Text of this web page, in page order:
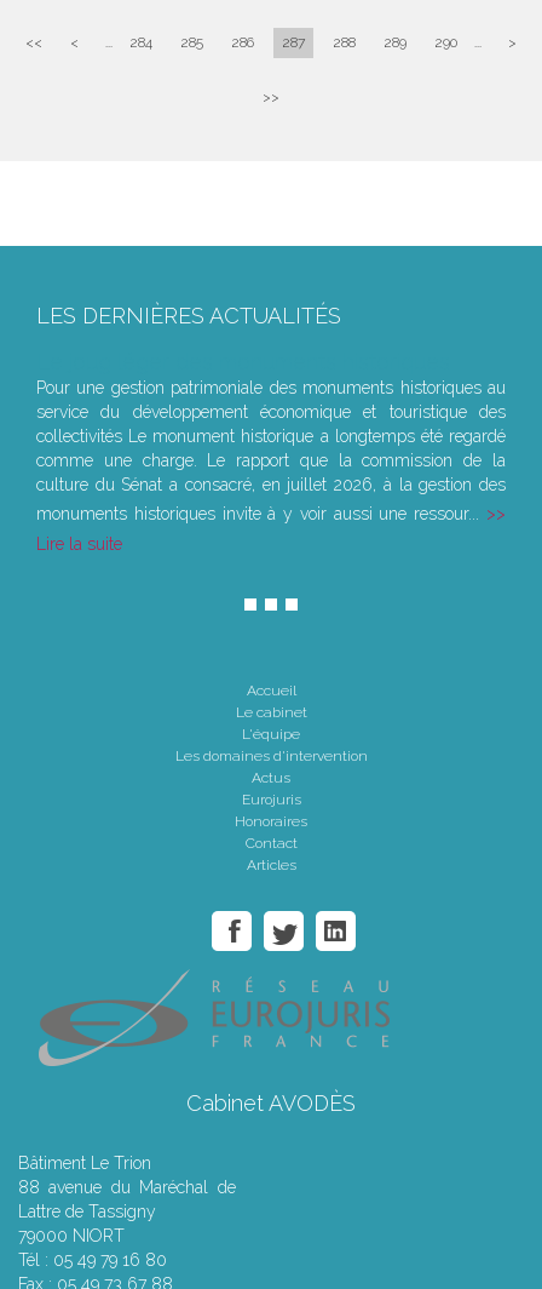
<< < ... 284 285 286 287 288 289 290 ... >
>>
LES DERNIÈRES ACTUALITÉS
Pour une gestion patrimoniale des monuments historiques au
service du développement économique et touristique des
collectivités Le monument historique a longtemps été regardé
comme une charge. Le rapport que la commission de la
culture du Sénat a consacré, en juillet 2026, à la gestion des
monuments historiques invite à y voir aussi une ressour...
Lire la suite
Accueil
Le cabinet
L'équipe
Les domaines d'intervention
Actus
Eurojuris
Honoraires
Contact
Articles
Cabinet AVODÈS
Bâtiment Le Trion
88 avenue du Maréchal de
Lattre de Tassigny
79000 NIORT
Tél : 05 49 79 16 80
Fax : 05 49 73 67 88